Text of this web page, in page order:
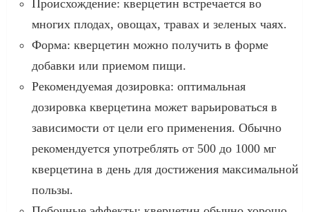
Происхождение: кверцетин встречается во
многих плодах, овощах, травах и зеленых чаях.
Форма: кверцетин можно получить в форме
добавки или приемом пищи.
Рекомендуемая дозировка: оптимальная
дозировка кверцетина может варьироваться в
зависимости от цели его применения. Обычно
рекомендуется употреблять от 500 до 1000 мг
кверцетина в день для достижения максимальной
пользы.